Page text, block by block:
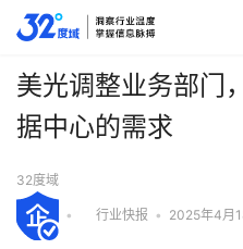
美光调整业务部门
据中心的需求
32度域
• 行业快报 • 2025年4月